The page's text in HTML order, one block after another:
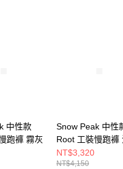
中性款
跑褲 霧灰
Snow Peak 中性
Root 工裝慢跑褲
其
NT$3,320
NT$4,150